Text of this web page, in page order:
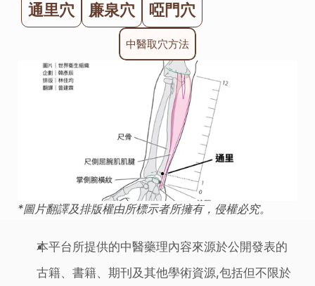
通里穴 廉泉穴 啞門穴
中醫取穴方法
*圖片翻譯及排版權由所標示者所擁有，侵權必究。
本平台所提供的中醫藥理內容來源於公開發表的
古籍、書籍、期刊及其他學術資源,包括但不限於